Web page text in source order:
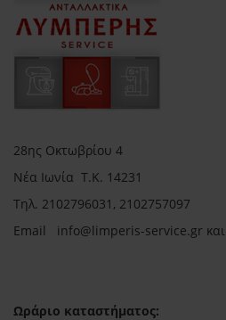
28ης Οκτωβρίου 4
Νέα Ιωνία Τ.Κ. 14231
Τηλ. 2102796031, 2102757097
Email info@limperis-service.gr
Ωράριο καταστήματος: